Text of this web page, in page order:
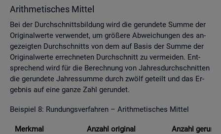
Arith­me­ti­sches Mit­tel
Bei der Durch­schnitts­bil­dung wird die ge­run­de­te Summe der
Ori­gi­nal­wer­te ver­wen­det, um grö­ße­re Ab­wei­chun­gen des an­
ge­zeig­ten Durch­schnitts von dem auf Basis der Summe der
Ori­gi­nal­wer­te er­rech­ne­ten Durch­schnitt zu ver­mei­den. Ent­
spre­chend wird für die Be­rech­nung von Jah­res­durch­schnit­ten
die ge­run­de­te Jah­res­sum­me durch zwölf ge­teilt und das Er­
geb­nis auf eine ganze Zahl ge­run­det.
Bei­spiel 8: Run­dungs­ver­fah­ren – Arith­me­ti­sches Mit­tel
Merk­mal An­zahl ori­gi­nal An­zahl